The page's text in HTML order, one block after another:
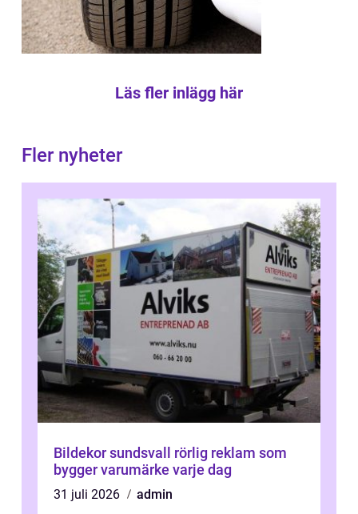
Läs fler inlägg här
Fler nyheter
Bildekor sundsvall rörlig reklam som
bygger varumärke varje dag
31 juli 2026
admin